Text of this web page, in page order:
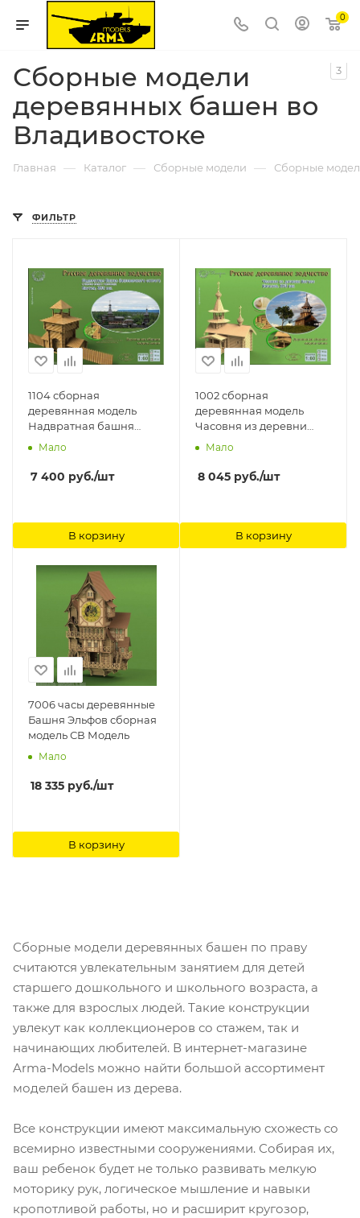
0
Сборные модели
деревянных башен во
Владивостоке
3
Главная — Каталог — Сборные модели — Сборные
ФИЛЬТР
1104 сборная
деревянная модель
Надвратная башня
Зашиверского острога
Мало
7 400 руб./шт
В корзину
1002 сборная
деревянная модель
Часовня из деревни
Вигово СВ Модель
Мало
8 045 руб./шт
В корзину
7006 часы деревянные
Башня Эльфов сборная
модель СВ Модель
Мало
18 335 руб./шт
В корзину
Сборные модели деревянных башен по праву
считаются увлекательным занятием для детей
старшего дошкольного и школьного возраста, а
также для взрослых людей. Такие конструкции
увлекут как коллекционеров со стажем, так и
начинающих любителей. В интернет-магазине
Arma-Models можно найти большой ассортимент
моделей башен из дерева.
Все конструкции имеют максимальную схожесть со
всемирно известными сооружениями. Собирая их,
ваш ребенок будет не только развивать мелкую
моторику рук, логическое мышление и навыки
кропотливой работы, но и расширит кругозор,